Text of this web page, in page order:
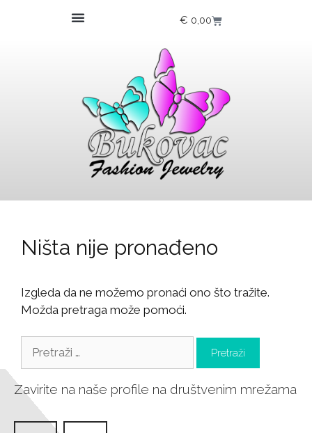
€ 0,00
Ništa nije pronađeno
Izgleda da ne možemo pronaći ono što tražite.
Možda pretraga može pomoći.
Zavirite na naše profile na društvenim mrežama